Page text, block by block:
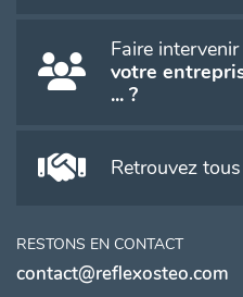
Faire
votre
... ?
Retrouvez
RESTONS EN CONTACT
contact@reflexosteo.com